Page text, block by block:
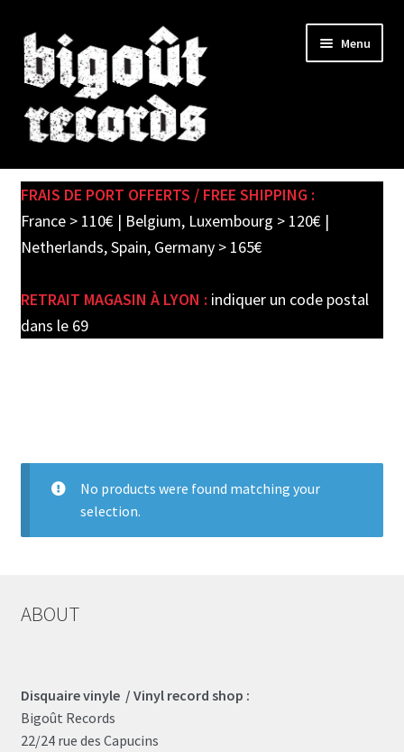
Skip
to
navigation
Skip
to
content
Menu
SHOP
child
PRE-ORDERS
FRAIS DE PORT OFFERTS / FREE SHIPPING :
France > 110€ | Belgium, Luxembourg > 120€ |
Netherlands, Spain, Germany > 165€
RETRAIT MAGASIN À LYON : indiquer un code postal
dans le 69
No products were found matching your
selection.
ABOUT
Disquaire vinyle / Vinyl record shop :
Bigoût Records
22/24 rue des Capucins